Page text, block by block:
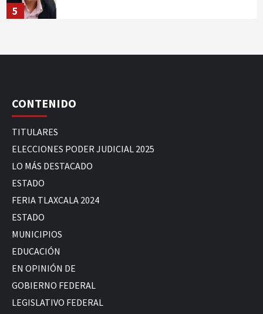
5
CONTENIDO
TITULARES
ELECCIONES PODER JUDICIAL 2025
LO MÁS DESTACADO
ESTADO
FERIA TLAXCALA 2024
ESTADO
MUNICIPIOS
EDUCACIÓN
EN OPINIÓN DE
GOBIERNO FEDERAL
LEGISLATIVO FEDERAL